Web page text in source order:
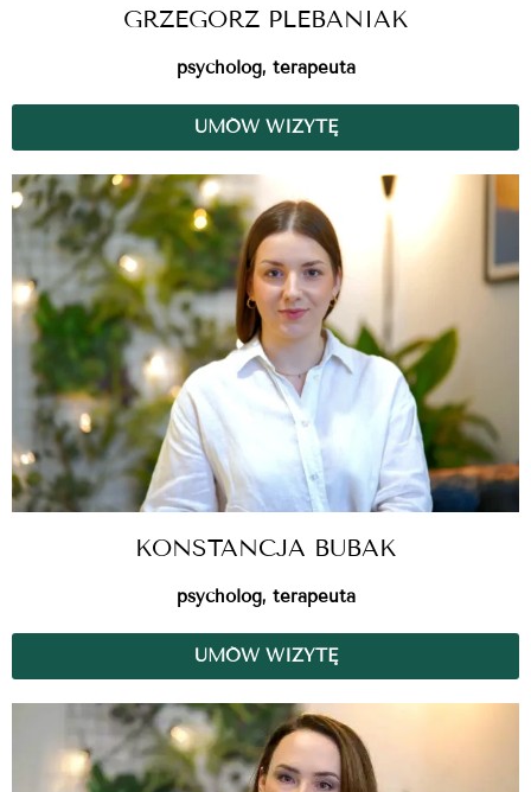
GRZEGORZ PLEBANIAK
psycholog, terapeuta
UMÓW WIZYTĘ
KONSTANCJA BUBAK
psycholog, terapeuta
UMÓW WIZYTĘ